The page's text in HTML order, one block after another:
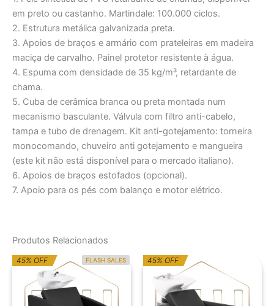
em preto ou castanho. Martindale: 100.000 ciclos.
2. Estrutura metálica galvanizada preta.
3. Apoios de braços e armário com prateleiras em madeira
maciça de carvalho. Painel protetor resistente à água.
4. Espuma com densidade de 35 kg/m³, retardante de
chama.
5. Cuba de cerâmica branca ou preta montada num
mecanismo basculante. Válvula com filtro anti-cabelo,
tampa e tubo de drenagem. Kit anti-gotejamento: torneira
monocomando, chuveiro anti gotejamento e mangueira
(este kit não está disponível para o mercado italiano).
6. Apoios de braços estofados (opcional).
7. Apoio para os pés com balanço e motor elétrico.
Produtos Relacionados
FLASH SALES
45% OFFO
preço
original
era:
2.193,71€.
O
preço
atual
é:
1.206,54€.
45% OFFO
preço
original
era:
1.880,18€.
O
preço
atual
é:
1.034,13€.